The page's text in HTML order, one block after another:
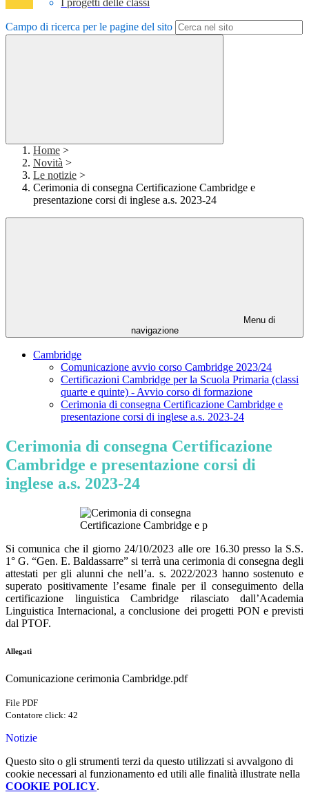
I progetti delle classi
Campo di ricerca per le pagine del sito
Home >
Novità >
Le notizie >
Cerimonia di consegna Certificazione Cambridge e
presentazione corsi di inglese a.s. 2023-24
Menu di
navigazione
Cambridge
Comunicazione avvio corso Cambridge 2023/24
Certificazioni Cambridge per la Scuola Primaria (classi
quarte e quinte) - Avvio corso di formazione
Cerimonia di consegna Certificazione Cambridge e
presentazione corsi di inglese a.s. 2023-24
Cerimonia di consegna Certificazione
Cambridge e presentazione corsi di
inglese a.s. 2023-24
Si comunica che il giorno 24/10/2023 alle ore 16.30 presso la S.S.
1° G. “Gen. E. Baldassarre” si terrà una cerimonia di consegna degli
attestati per gli alunni che nell’a. s. 2022/2023 hanno sostenuto e
superato positivamente l’esame finale per il conseguimento della
certificazione linguistica Cambridge rilasciato dall’Academia
Linguistica Internacional, a conclusione dei progetti PON e previsti
dal PTOF.
Allegati
Comunicazione cerimonia Cambridge.pdf
File PDF
Contatore click: 42
Notizie
Questo sito o gli strumenti terzi da questo utilizzati si avvalgono di
cookie necessari al funzionamento ed utili alle finalità illustrate nella
COOKIE POLICY.